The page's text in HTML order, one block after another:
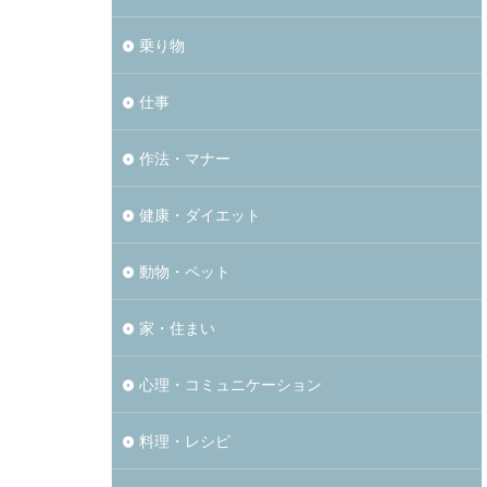
乗り物
仕事
作法・マナー
健康・ダイエット
動物・ペット
家・住まい
心理・コミュニケーション
料理・レシピ